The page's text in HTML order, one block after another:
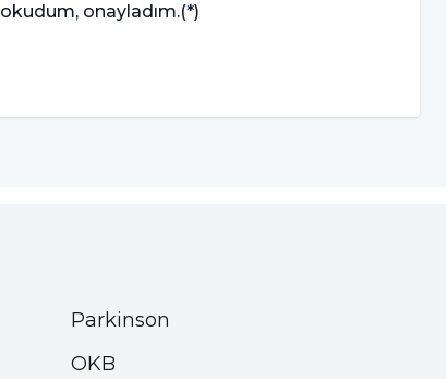
okudum, onayladım.(*)
Parkinson
OKB